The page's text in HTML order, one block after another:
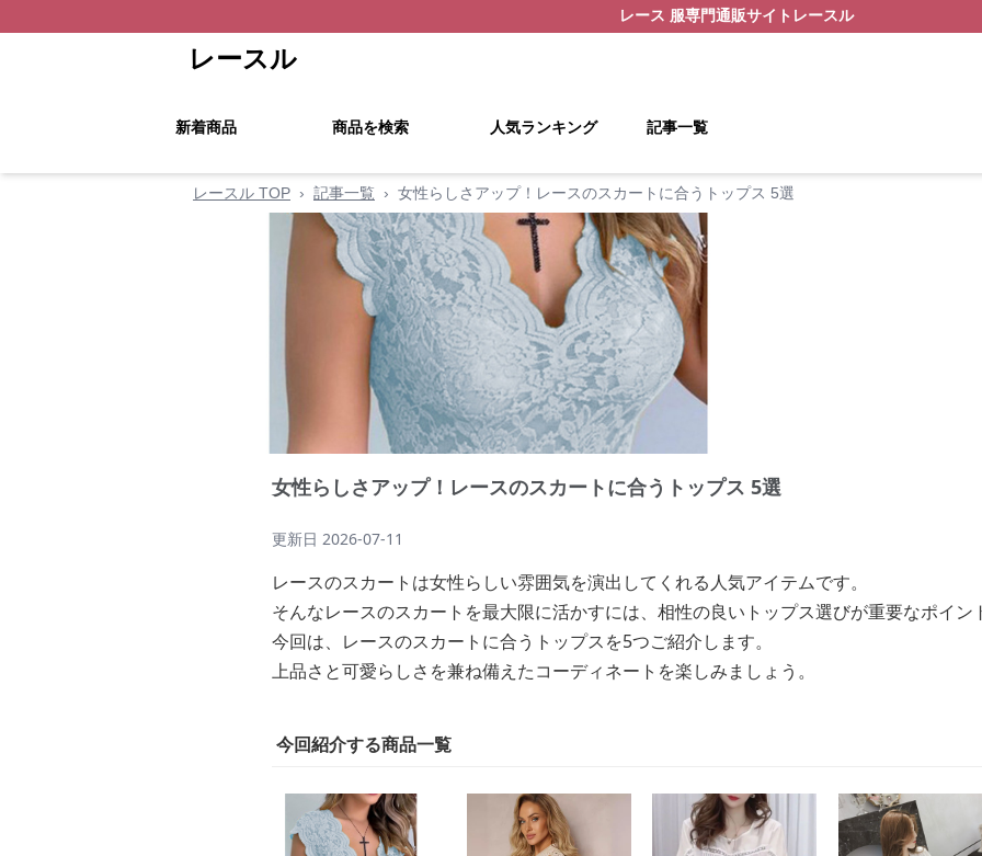
レース 服専門通販サイト レースル
レースル
新着商品 商品を検索 人気ランキング 記事一覧
レースル TOP › 記事一覧 › 女性らしさアップ！レースのスカートに合うトップス 5選
女性らしさアップ！レースのスカートに合うトップス 5選
更新日 2026-07-11
レースのスカートは女性らしい雰囲気を演出してくれる人気アイテムです。
そんなレースのスカートを最大限に活かすには、相性の良いトップス選びが重要なポイン
今回は、レースのスカートに合うトップスを5つご紹介します。
上品さと可愛らしさを兼ね備えたコーディネートを楽しみましょう。
今回紹介する商品一覧